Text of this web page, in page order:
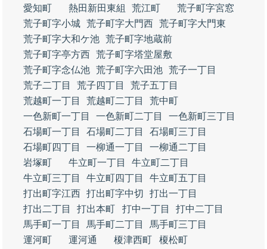
愛知町 熱田新田東組 荒江町
荒子町字宮窓
荒子町字小城 荒子町字大門西 荒子町字大門東
荒子町字大和ケ池 荒子町字地蔵前
荒子町字亭方西 荒子町字塔堂屋敷
荒子町字念仏池 荒子町字六田池 荒子一丁目
荒子二丁目
荒子四丁目
荒子五丁目
荒越町一丁目
荒越町二丁目
荒中町
一色新町一丁目
一色新町二丁目
一色新町三丁目
石場町一丁目
石場町二丁目
石場町三丁目
石場町四丁目
一柳通一丁目
一柳通二丁目
岩塚町
牛立町一丁目
牛立町二丁目
牛立町三丁目
牛立町四丁目
牛立町五丁目
打出町字江西 打出町字中切
打出一丁目
打出二丁目
打出本町 打中一丁目
打中二丁目
馬手町一丁目
馬手町二丁目
馬手町三丁目
運河町
運河通 榎津西町
榎松町